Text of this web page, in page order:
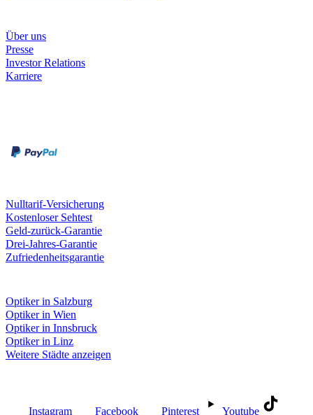
Über uns
Presse
Investor Relations
Karriere
Nulltarif-Versicherung
Kostenloser Sehtest
Geld-zurück-Garantie
Drei-Jahres-Garantie
Zufriedenheitsgarantie
Optiker in Salzburg
Optiker in Wien
Optiker in Innsbruck
Optiker in Linz
Weitere Städte anzeigen
Instagram Facebook Pinterest Youtube